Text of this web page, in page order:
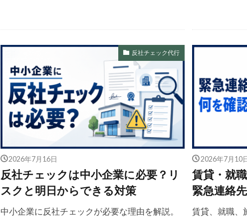
反社チェック代行
2026年7月16日
反社チェックは中小企業に必要？リ
スクと明日からできる対策
中小企業に反社チェックが必要な理由を解説。
2026年7月10
賃貸・就
緊急連絡
賃貸、就職、